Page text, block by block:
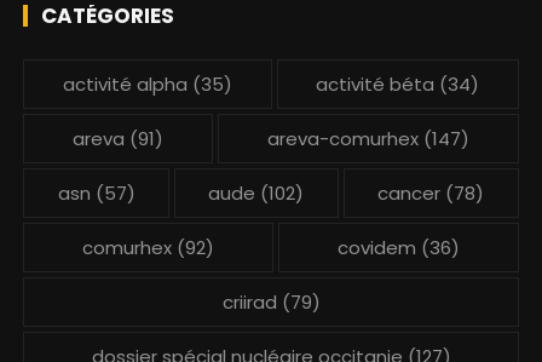
CATÉGORIES
activité alpha (35) activité béta (34)
areva (91) areva-comurhex(147)
asn (57) aude (102) cancer (78)
comurhex (92) covidem (36)
criirad (79)
dossier spécial nucléaire occitanie (127)